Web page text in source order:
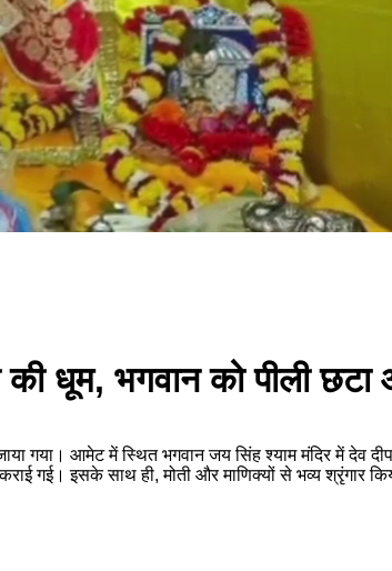
धूम, भगवान को पीली छटा
गया। ​आमेट में स्थित भगवान जय सिंह श्याम मंदिर में देव
गई। इसके साथ ही, मोती और माणिक्यों से भव्य श्रृंगार